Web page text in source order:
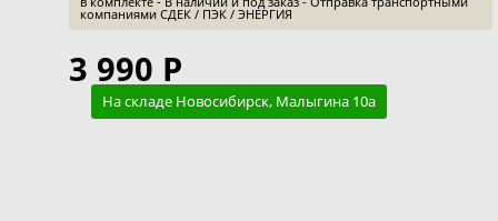
компаниями СДЕК / ПЭК / ЭНЕРГИЯ
3 990 Р
На складе Новосибирск, Малыгина 10а